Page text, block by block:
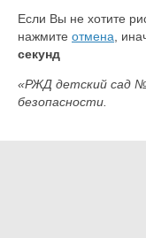
Если Вы не хотите
нажмите отмена ,
секунд
«РЖД детский сад
безопасности.